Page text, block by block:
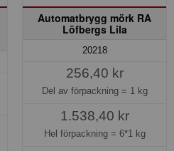
Automatbrygg mörk RA
Löfbergs Lila
20218
256,40 kr
Del av förpackning = 1 kg
1.538,40 kr
Hel förpackning = 6*1 kg